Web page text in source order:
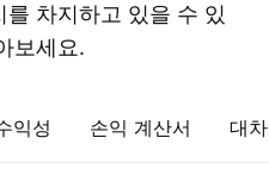
차지하고 있을 수 있
보세요.
익성 손익 계산서 대